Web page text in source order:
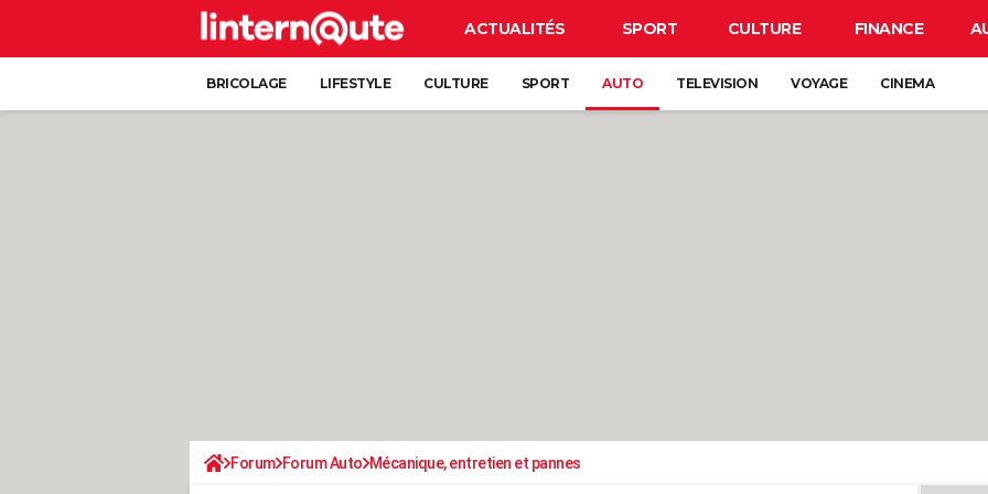
ACTUALITÉS SPORT CULTURE FINANCE
BRICOLAGE LIFESTYLE CULTURE SPORT AUTO TELEVISION VOYAGE CINEMA
Forum Forum Auto Mécanique, entretien et pannes